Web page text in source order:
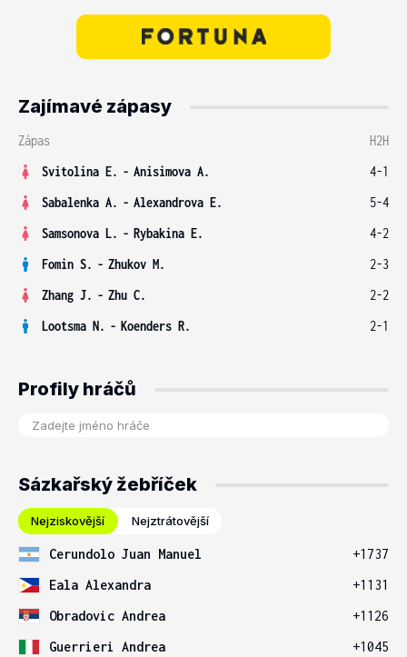
Zajímavé zápasy
Zápas
H2H
Svitolina E. - Anisimova A.
4-1
Sabalenka A. - Alexandrova E.
5-4
Samsonova L. - Rybakina E.
4-2
Fomin S. - Zhukov M.
2-3
Zhang J. - Zhu C.
2-2
Lootsma N. - Koenders R. 2-1
Profily hráčů
Sázkařský žebříček
Nejziskovější Nejztrátovější
Cerundolo Juan Manuel
+1737
Eala Alexandra
+1131
Obradovic Andrea
+1126
Guerrieri Andrea
+1045